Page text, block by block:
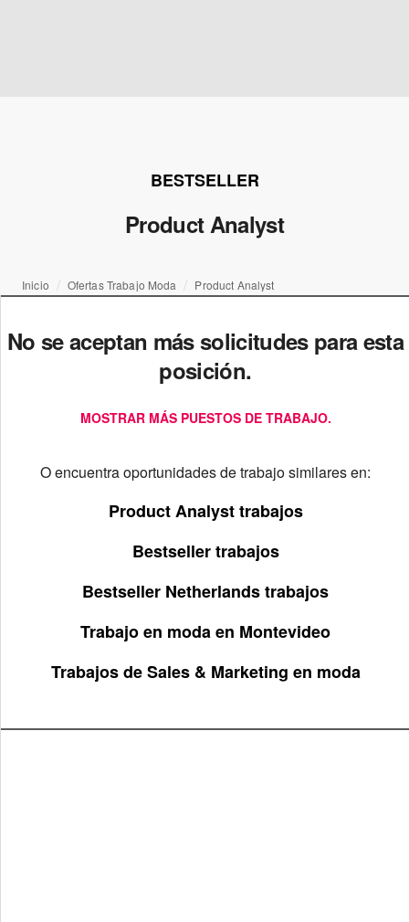
BESTSELLER
Product Analyst
Inicio Ofertas Trabajo Moda Product Analyst
No se aceptan más solicitudes para esta
posición.
MOSTRAR MÁS PUESTOS DE TRABAJO.
O encuentra oportunidades de trabajo similares en:
Product Analyst trabajos
Bestseller trabajos
Bestseller Netherlands trabajos
Trabajo en moda en Montevideo
Trabajos de Sales & Marketing en moda